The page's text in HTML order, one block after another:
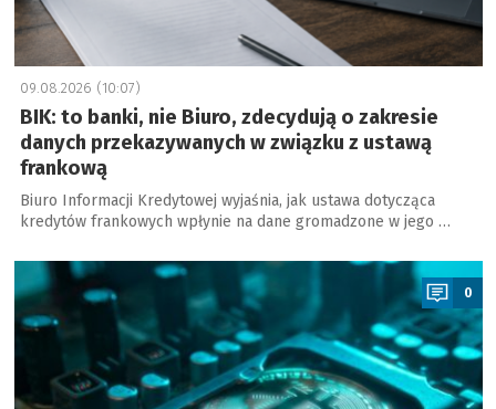
09.08.2026 (10:07)
BIK: to banki, nie Biuro, zdecydują o zakresie
danych przekazywanych w związku z ustawą
frankową
Biuro Informacji Kredytowej wyjaśnia, jak ustawa dotycząca
kredytów frankowych wpłynie na dane gromadzone w jego …
a
0